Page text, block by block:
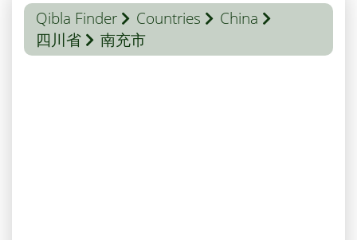
Qibla Finder Countries
China
四川省
南充市